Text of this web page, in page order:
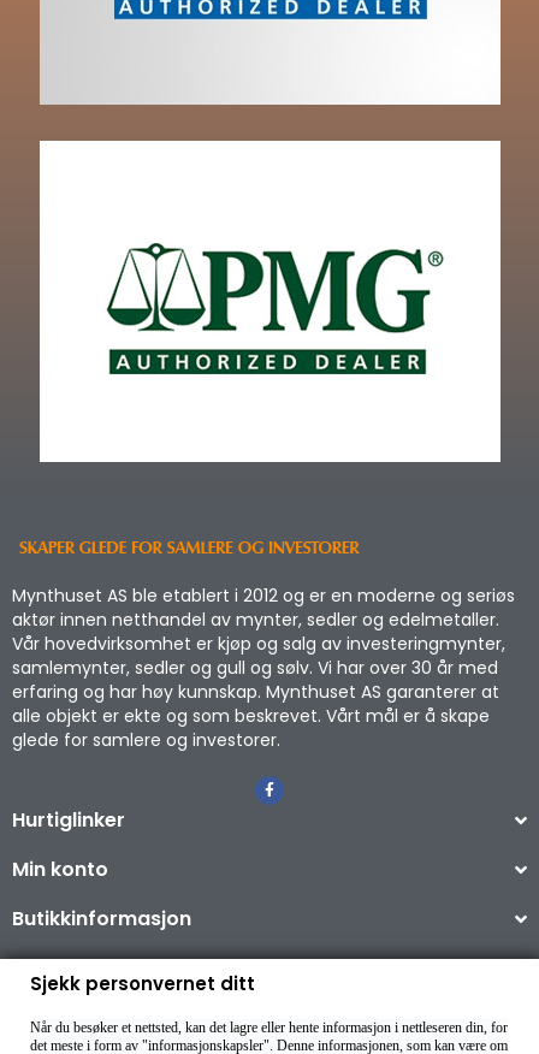
Mynthuset AS ble etablert i 2012 og er en moderne og seriøs
aktør innen netthandel av mynter, sedler og edelmetaller.
Vår hovedvirksomhet er kjøp og salg av investeringmynter,
samlemynter, sedler og gull og sølv. Vi har over 30 år med
erfaring og har høy kunnskap. Mynthuset AS garanterer at
alle objekt er ekte og som beskrevet. Vårt mål er å skape
glede for samlere og investorer.
Hurtiglinker
Min konto
Butikkinformasjon
Copyright © 2026
Sjekk personvernet ditt
Når du besøker et nettsted, kan det lagre eller hente informasjon i nettleseren din, for
det meste i form av "informasjonskapsler". Denne informasjonen, som kan være om